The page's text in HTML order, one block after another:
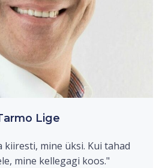
Lige
kiiresti, mine üksi. Kui tahad
mine kellegagi koos."